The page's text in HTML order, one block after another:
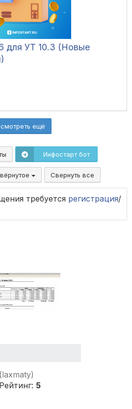
для УТ 10.3 (Новые
ещё
Инфостарт бот
Свернуть все
требуется регистрация/
(laxmaty)
Рейтинг: 5